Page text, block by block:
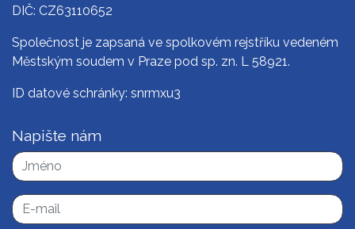
DIČ: CZ63110652
Společnost je zapsaná ve spolkovém rejstříku vedeném
Městským soudem v Praze pod sp. zn. L 58921.
ID datové schránky: snrmxu3
Napište nám